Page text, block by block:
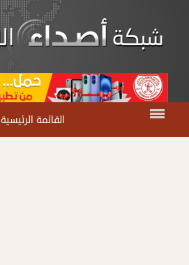
القائمة الرئيسية